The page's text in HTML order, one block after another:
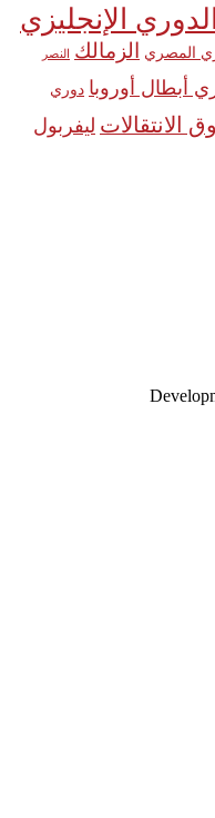
الدوري الإنجليزي
المصري الزمالك النصر
أبطال أوروبا دوري
الانتقالات ليفربول